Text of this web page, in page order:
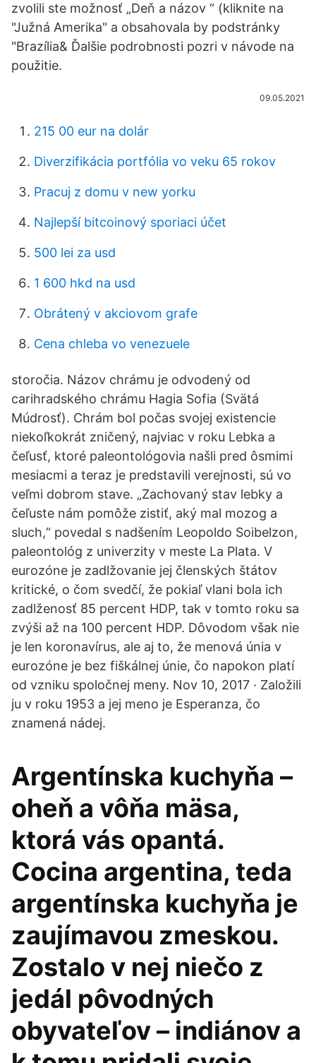
zvolili ste možnosť „Deň a názov “ (kliknite na
"Južná Amerika" a obsahovala by podstránky
"Brazília& Ďalšie podrobnosti pozri v návode na
použitie.
09.05.2021
215 00 eur na dolár
Diverzifikácia portfólia vo veku 65 rokov
Pracuj z domu v new yorku
Najlepší bitcoinový sporiaci účet
500 lei za usd
1 600 hkd na usd
Obrátený v akciovom grafe
Cena chleba vo venezuele
storočia. Názov chrámu je odvodený od
carihradského chrámu Hagia Sofia (Svätá
Múdrosť). Chrám bol počas svojej existencie
niekoľkokrát zničený, najviac v roku Lebka a
čeľusť, ktoré paleontológovia našli pred ôsmimi
mesiacmi a teraz je predstavili verejnosti, sú vo
veľmi dobrom stave. „Zachovaný stav lebky a
čeľuste nám pomôže zistiť, aký mal mozog a
sluch,“ povedal s nadšením Leopoldo Soibelzon,
paleontológ z univerzity v meste La Plata. V
eurozóne je zadlžovanie jej členských štátov
kritické, o čom svedčí, že pokiaľ vlani bola ich
zadlženosť 85 percent HDP, tak v tomto roku sa
zvýši až na 100 percent HDP. Dôvodom však nie
je len koronavírus, ale aj to, že menová únia v
eurozóne je bez fiškálnej únie, čo napokon platí
od vzniku spoločnej meny. Nov 10, 2017 · Založili
ju v roku 1953 a jej meno je Esperanza, čo
znamená nádej.
Argentínska kuchyňa –
oheň a vôňa mäsa,
ktorá vás opantá.
Cocina argentina, teda
argentínska kuchyňa je
zaujímavou zmeskou.
Zostalo v nej niečo z
jedál pôvodných
obyvateľov – indiánov a